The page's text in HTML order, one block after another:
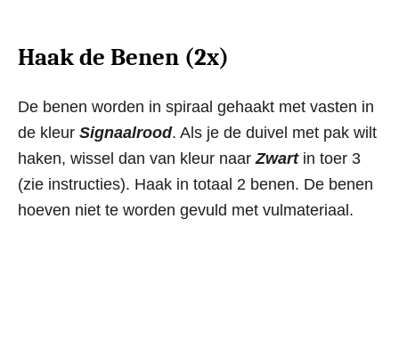
Haak de Benen (2x)
De benen worden in spiraal gehaakt met vasten in
de kleur Signaalrood. Als je de duivel met pak wilt
haken, wissel dan van kleur naarZwartin toer 3
(zie instructies). Haak in totaal 2 benen. De benen
hoeven niet te worden gevuld met vulmateriaal.